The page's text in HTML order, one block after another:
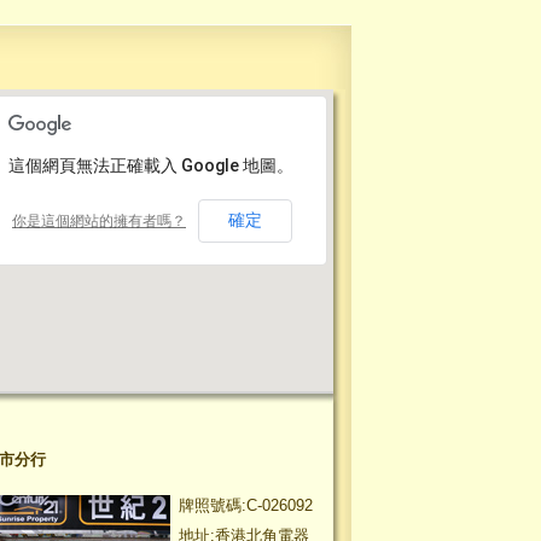
這個網頁無法正確載入 Google 地圖。
你是這個網站的擁有者嗎？ 確定
分行
牌照號碼:C-026092
地址:香港北角電器